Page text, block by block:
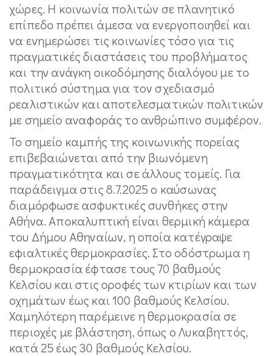
χώρες. Η κοινωνία πολιτών σε πλανητικό
επίπεδο πρέπει άμεσα να ενεργοποιηθεί και
να ενημερώσει τις κοινωνίες τόσο για τις
πραγματικές διαστάσεις του προβλήματος
και την ανάγκη οικοδόμησης διαλόγου με το
πολιτικό σύστημα για τον σχεδιασμό
ρεαλιστικών και αποτελεσματικών πολιτικών
με σημείο αναφοράς το ανθρώπινο συμφέρον.
Το σημείο καμπής της κοινωνικής πορείας
επιβεβαιώνεται από την βιωνόμενη
πραγματικότητα και σε άλλους τομείς. Για
παράδειγμα στις 8.7.2025 ο καύσωνας
διαμόρφωσε ασφυκτικές συνθήκες στην
Αθήνα. Αποκαλυπτική είναι θερμική κάμερα
του Δήμου Αθηναίων, η οποία κατέγραψε
εφιαλτικές θερμοκρασίες. Στο οδόστρωμα η
θερμοκρασία έφτασε τους 70 βαθμούς
Κελσίου και στις οροφές των κτιρίων και των
οχημάτων έως και 100 βαθμούς Κελσίου.
Χαμηλότερη παρέμεινε η θερμοκρασία σε
περιοχές με βλάστηση, όπως ο Λυκαβηττός,
κατά 25 έως 30 βαθμούς Κελσίου.